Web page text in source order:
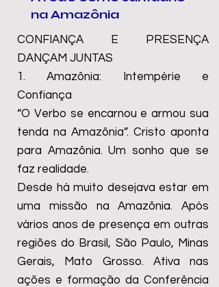
na Amazônia
CONFIANÇA E PRESENÇA
DANÇAM JUNTAS
1. Amazônia: Intempérie e
Confiança
“O Verbo se encarnou e armou sua
tenda na Amazônia”. Cristo aponta
para Amazônia. Um sonho que se
faz realidade.
Desde há muito desejava estar em
uma missão na Amazônia. Após
vários anos de presença em outras
regiões do Brasil, São Paulo, Minas
Gerais, Mato Grosso. Ativa nas
ações e formação da Conferência